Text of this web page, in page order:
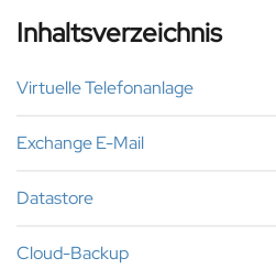
Inhaltsverzeichnis
Virtuelle Telefonanlage
Exchange E-Mail
Datastore
Cloud-Backup